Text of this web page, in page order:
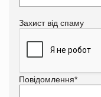
Захист від спаму
Повідомлення*